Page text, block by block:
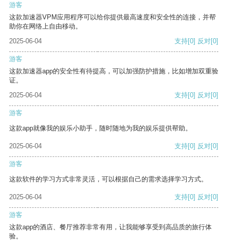
游客
这款加速器VPM应用程序可以给你提供最高速度和安全性的连接，并帮
助你在网络上自由移动。
2025-06-04
支持[0] 反对[0]
游客
这款加速器app的安全性有待提高，可以加强防护措施，比如增加双重验
证。
2025-06-04
支持[0] 反对[0]
游客
这款app就像我的娱乐小助手，随时随地为我的娱乐提供帮助。
2025-06-04 支持[0] 反对[0]
游客
这款软件的学习方式非常灵活，可以根据自己的需求选择学习方式。
2025-06-04 支持[0] 反对[0]
游客
这款app的酒店、餐厅推荐非常有用，让我能够享受到高品质的旅行体
验。